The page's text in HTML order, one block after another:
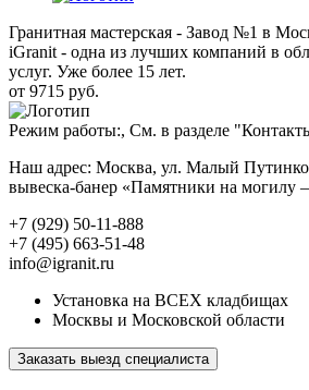
Гранитная мастерская - Завод №1 в
iGranit - одна из лучших компаний в
услуг. Уже более 15 лет.
от 9715 руб.
Режим работы:, См. в разделе
Наш адрес: Москва, ул. Малый
вывеска-банер «Памятники на могилу
+7 (929) 50-11-888
+7 (495) 663-51-48
info@igranit.ru
Установка на ВСЕХ кладбищах
Москвы и Московской области
Заказать выезд специалиста